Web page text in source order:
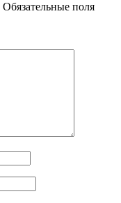
Обязательные поля